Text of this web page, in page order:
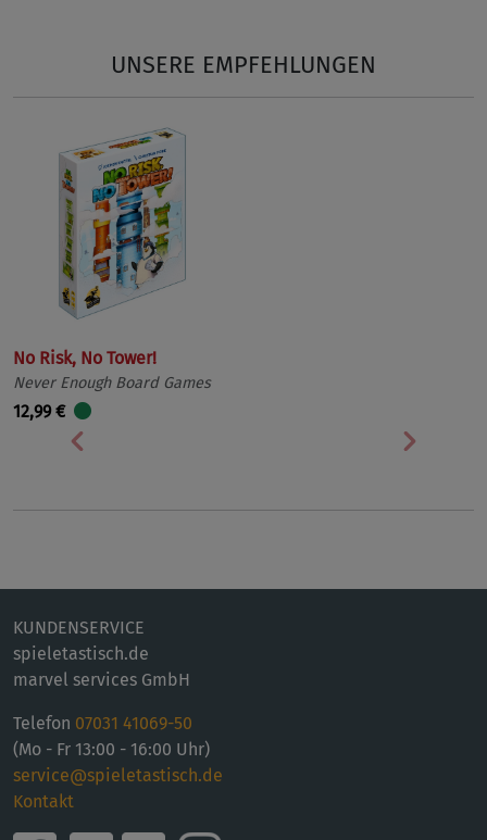
UNSERE EMPFEHLUNGEN
No Risk, No Tower!
Never Enough Board Games
12,99 €
Vorherige
KUNDENSERVICE
spieletastisch.de
marvel services GmbH
Telefon 07031 41069-50
(Mo - Fr 13:00 - 16:00 Uhr)
service@spieletastisch.de
Kontakt